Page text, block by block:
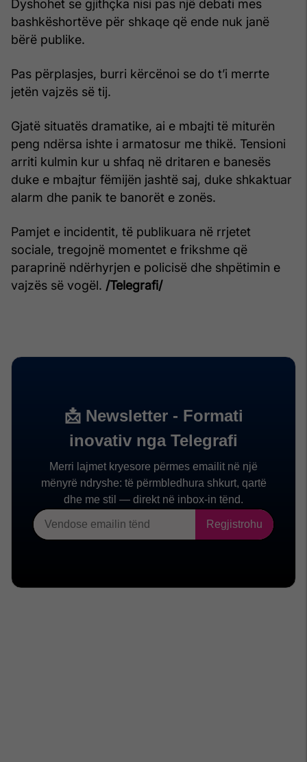
Dyshohet se gjithçka nisi pas një debati mes
bashkëshortëve për shkaqe që ende nuk janë
bërë publike.
Pas përplasjes, burri kërcënoi se do t’i merrte
jetën vajzës së tij.
Gjatë situatës dramatike, ai e mbajti të miturën
peng ndërsa ishte i armatosur me thikë. Tensioni
arriti kulmin kur u shfaq në dritaren e banesës
duke e mbajtur fëmijën jashtë saj, duke shkaktuar
alarm dhe panik te banorët e zonës.
Pamjet e incidentit, të publikuara në rrjetet
sociale, tregojnë momentet e frikshme që
paraprinë ndërhyrjen e policisë dhe shpëtimin e
vajzës së vogël. /Telegrafi/